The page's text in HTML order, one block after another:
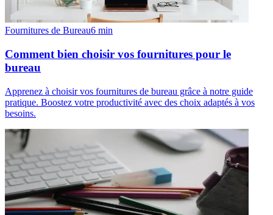
Fournitures de Bureau6 min
Comment bien choisir vos fournitures pour le
bureau
Apprenez à choisir vos fournitures de bureau grâce à notre guide
pratique. Boostez votre productivité avec des choix adaptés à vos
besoins.